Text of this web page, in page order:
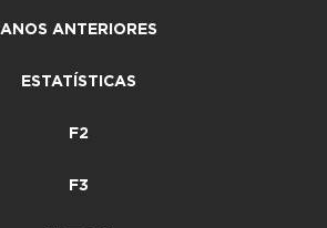
ANOS ANTERIORES
ESTATÍSTICAS
F2
F3